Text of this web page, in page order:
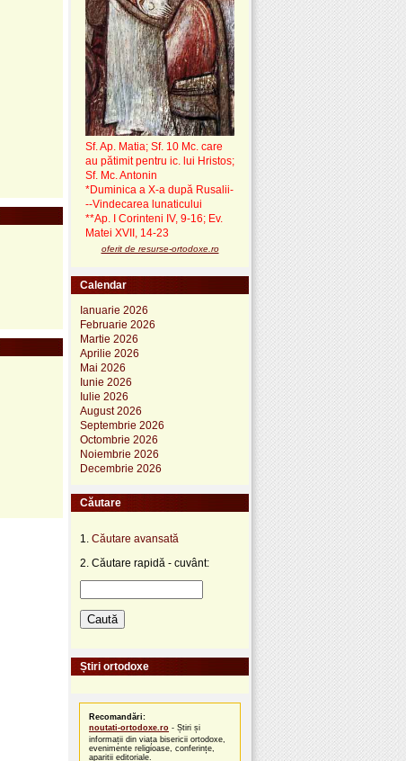
Sf. Ap. Matia; Sf. 10 Mc. care
au pătimit pentru ic. lui Hristos;
Sf. Mc. Antonin
*Duminica a X-a după Rusalii-
--Vindecarea lunaticului
**Ap. I Corinteni IV, 9-16; Ev.
Matei XVII, 14-23
oferit de resurse-ortodoxe.ro
Calendar
Ianuarie 2026
Februarie 2026
Martie 2026
Aprilie 2026
Mai 2026
Iunie 2026
Iulie 2026
August 2026
Septembrie 2026
Octombrie 2026
Noiembrie 2026
Decembrie 2026
Căutare
1. Căutare avansată
2. Căutare rapidă - cuvânt:
Știri ortodoxe
Recomandări:
noutati-ortodoxe.ro - Știri și
informații din viața bisericii ortodoxe,
evenimente religioase, conferințe,
apariții editoriale.